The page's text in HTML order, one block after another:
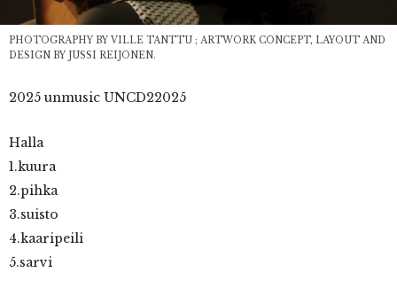
PHOTOGRAPHY BY VILLE TANTTU ; ARTWORK CONCEPT, LAYOUT AND
DESIGN BY JUSSI REIJONEN.
2025 unmusic UNCD22025
Halla
1.kuura
2.pihka
3.suisto
4.kaaripeili
5.sarvi